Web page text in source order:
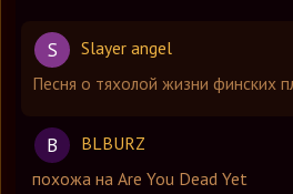
S
Slayer angel
Песня о тяхолой жизни финских
B
BLBURZ
похожа на Are You Dead Yet